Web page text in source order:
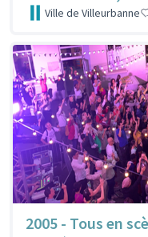
Ville de Villeurbanne
2005 - Tous en